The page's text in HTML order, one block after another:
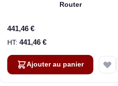
Router
441,46 €
441,46 €
Ajouter au panier